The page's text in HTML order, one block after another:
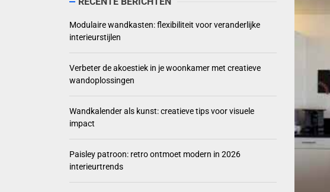
Verbeter de akoestiek in je
Wandkalender als kunst:
Paisley patroon: retro ontmoet
Slimme waterhergebruik systemen
Modulaire wandkasten: flexibiliteit voor veranderlijke
interieurstijlen
Verbeter de akoestiek in je woonkamer met creatieve
wandoplossingen
Wandkalender als kunst: creatieve tips voor visuele
impact
Paisley patroon: retro ontmoet modern in 2026
interieurtrends